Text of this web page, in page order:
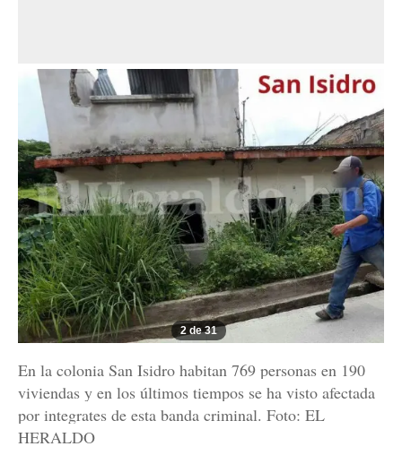
2 de 31
En la colonia San Isidro habitan 769 personas en 190
viviendas y en los últimos tiempos se ha visto afectada
por integrates de esta banda criminal. Foto: EL
HERALDO